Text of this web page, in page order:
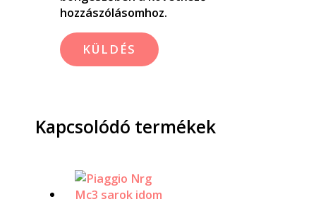
hozzászólásomhoz.
Kapcsolódó termékek